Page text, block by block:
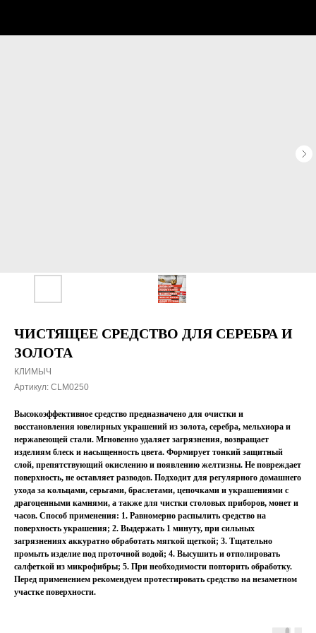
ЧИСТЯЩЕЕ СРЕДСТВО ДЛЯ СЕРЕБРА И
ЗОЛОТА
КЛИМЫЧ
Артикул: CLM0250
Высокоэффективное средство предназначено для очистки и
восстановления ювелирных украшений из золота, серебра, мельхиора и
нержавеющей стали. Мгновенно удаляет загрязнения, возвращает
изделиям блеск и насыщенность цвета. Формирует тонкий защитный
слой, препятствующий окислению и появлению желтизны. Не повреждает
поверхность, не оставляет разводов. Подходит для регулярного домашнего
ухода за кольцами, серьгами, браслетами, цепочками и украшениями с
драгоценными камнями, а также для чистки столовых приборов, монет и
часов. Способ применения: 1. Равномерно распылить средство на
поверхность украшения; 2. Выдержать 1 минуту, при сильных
загрязнениях аккуратно обработать мягкой щеткой; 3. Тщательно
промыть изделие под проточной водой; 4. Высушить и отполировать
салфеткой из микрофибры; 5. При необходимости повторить обработку.
Перед применением рекомендуем протестировать средство на незаметном
участке поверхности.